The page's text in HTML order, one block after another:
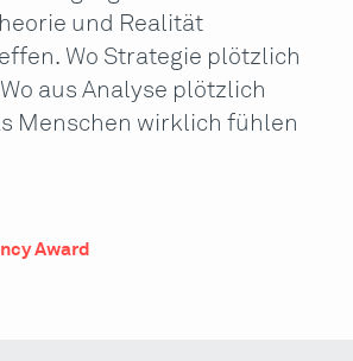
und Realität
Wo Strategie plötzlich
aus Analyse plötzlich
Menschen wirklich fühlen
Award